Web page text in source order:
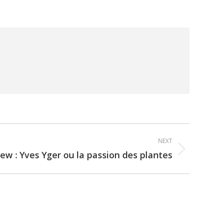
NEXT
: Yves Yger ou la passion des plantes